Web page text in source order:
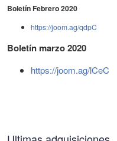
Boletín Febrero 2020
https://joom.ag/qdpC
Boletín marzo 2020
https://joom.ag/lCeC